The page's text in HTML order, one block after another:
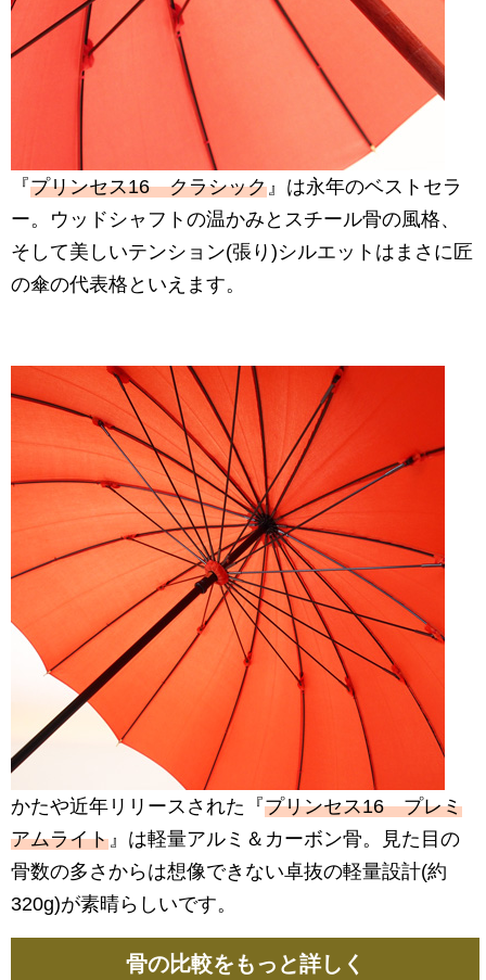
『プリンセス16 クラシック』は永年のベストセラ
ー。ウッドシャフトの温かみとスチール骨の風格、
そして美しいテンション(張り)シルエットはまさに匠
の傘の代表格といえます。
かたや近年リリースされた『プリンセス16 プレミ
アムライト』は軽量アルミ＆カーボン骨。見た目の
骨数の多さからは想像できない卓抜の軽量設計(約
320g)が素晴らしいです。
骨の比較をもっと詳しく